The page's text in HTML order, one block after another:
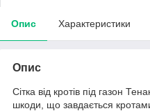
Опис Характеристики
Опис
Сітка від кротів під газон
шкоди, що завдається